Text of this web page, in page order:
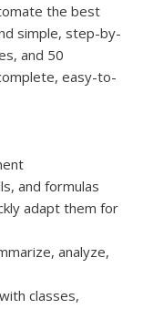
the best
simple, step-by-
and 50
easy-to-
and formulas
adapt them for
analyze,
classes,